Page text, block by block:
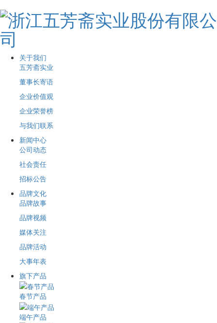
关于我们
五芳斋实业
董事长寄语
企业价值观
企业荣誉榜
与我们联系
新闻中心
公司动态
社会责任
招标公告
品牌文化
品牌故事
品牌视频
媒体关注
品牌活动
大事年表
旗下产品
春节产品
端午产品